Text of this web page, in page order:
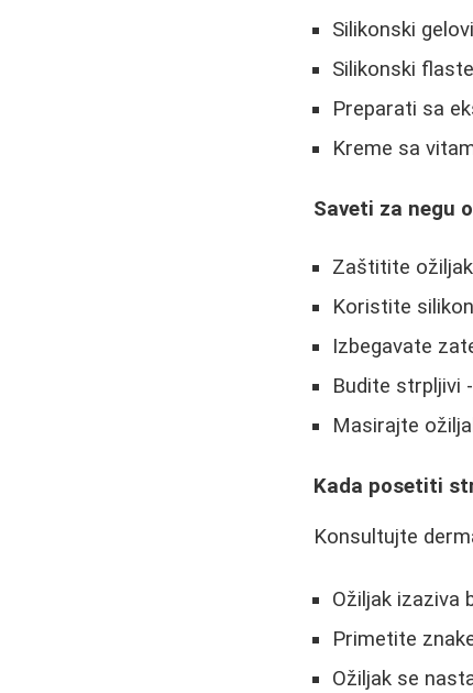
Silikonski
Silikonski
Preparati sa
Kreme sa
Saveti za negu
Zaštitite
Koristite
Izbegavate
Budite strpljivi
Masirajte
Kada posetiti
Konsultujte
Ožiljak izaziva
Primetite
Ožiljak se